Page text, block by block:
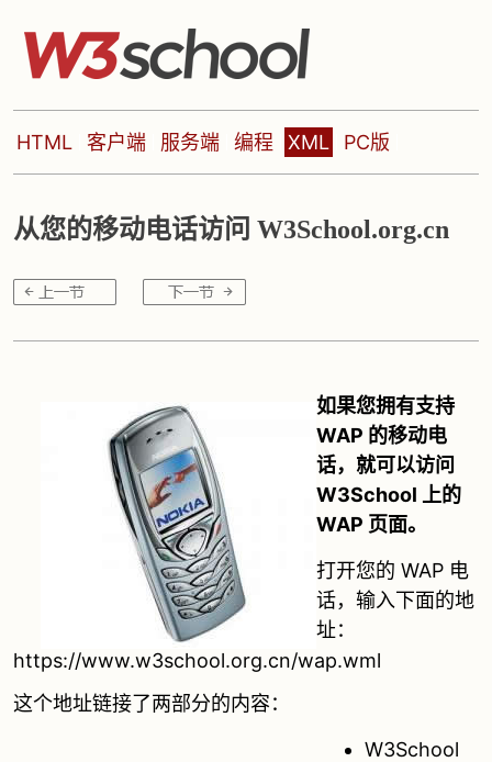
HTML 客户端 服务端 编程 XML PC版
从您的移动电话访问 W3School.org.cn
如果您拥有支持
WAP 的移动电
话，就可以访问
W3School 上的
WAP 页面。
打开您的 WAP 电
话，输入下面的地
址：
https://www.w3school.org.cn/wap.wml
这个地址链接了两部分的内容：
W3School